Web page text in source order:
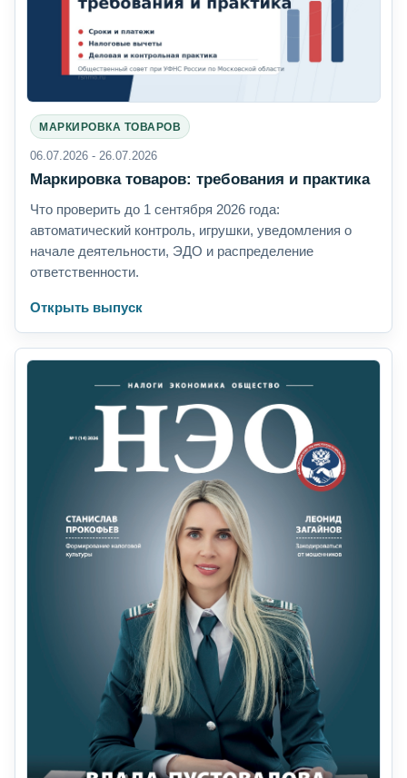
МАРКИРОВКА ТОВАРОВ
06.07.2026 - 26.07.2026
Маркировка товаров: требования и практика
Что проверить до 1 сентября 2026 года:
автоматический контроль, игрушки, уведомления о
начале деятельности, ЭДО и распределение
ответственности.
Открыть выпуск